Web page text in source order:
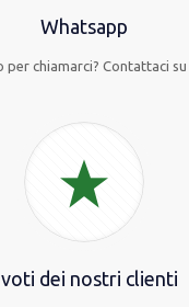
Whatsapp
per chiamarci? Contattaci
voti dei nostri clienti